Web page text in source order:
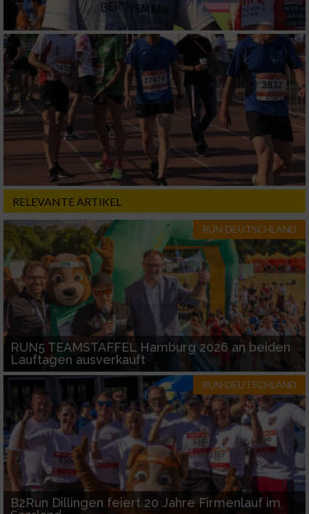
RELEVANTE ARTIKEL
RUN-DEUTSCHLAND
RUN5 TEAMSTAFFEL Hamburg 2026 an beiden
Lauftagen ausverkauft
RUN-DEUTSCHLAND
B2Run Dillingen feiert 20 Jahre Firmenlauf im
Geräte anhand von aktiv angeforderten
Informationen identifizieren
Nicht-IAB-Verarbeitungszwecke:
Notwendig
Performance
Funktional
Werbung